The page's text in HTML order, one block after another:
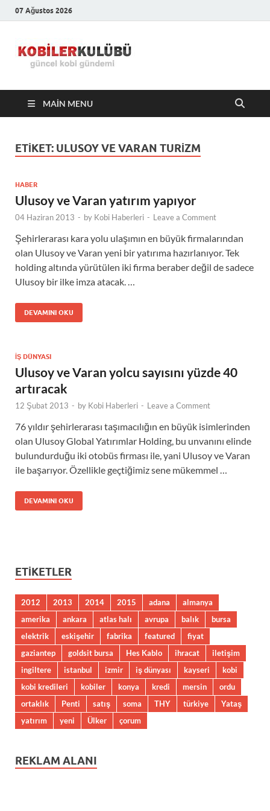
07 Ağustos 2026
Kulübü –
En Güncel
Kobi
MAIN MENU
ETIKET: ULUSOY VE VARAN TURIZM
HABER
Ulusoy ve Varan yatırım yapıyor
04 Haziran 2013 - by Kobi Haberleri - Leave a Comment
Şehirlerarası kara yolu ulaşımın en büyük firmalarından
olan Ulusoy ve Varan yeni bir yatırıma hazırlanıyor. Tek
holding altında yürütülen iki firma beraber değil de sadece
Ulusoy bir ilke imza atacak. …
DEVAMINI OKU
İŞ DÜNYASI
Ulusoy ve Varan yolcu sayısını yüzde 40
artıracak
12 Şubat 2013 - by Kobi Haberleri - Leave a Comment
76 yıldır şehirlerarası taşımacılığın en büyük isimlerinden
olan Ulusoy Global Yatırımlar Holding, bu unvanını elinde
bulundurduğu iki otobüs firması ile, yani Ulusoy ve Varan
ile başarıyor. Özellikle geçtiğimiz sene mükemmel …
DEVAMINI OKU
ETIKETLER
2012 2013 2014 2015 adana
almanya
amerika
ankara atlas halı avrupa balık
bursa
elektrik
eskişehir fabrika featured
fiyat
gaziantep
goldsit bursa Hes Kablo ihracat
iletişim
ingiltere
istanbul izmir iş dünyası kayseri
kobi
kobi kredileri
kobiler konya kredi mersin
ordu
ortaklık
Penti satış soma THY türkiye
Yataş
yatırım
yeni Ülker çorum
REKLAM ALANI